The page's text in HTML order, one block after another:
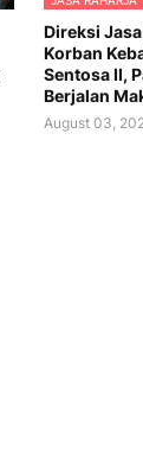
Direksi
Korban
Sentosa II,
Berjalan
August 03,